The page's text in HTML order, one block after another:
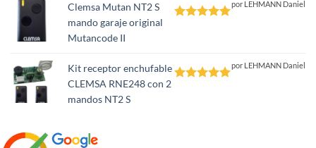
Clemsa Mutan NT2 S
mando garaje original
Mutancode II
por LEHMANN Daniel
Kit receptor enchufable
CLEMSA RNE248 con 2
mandos NT2 S
por LEHMANN Daniel